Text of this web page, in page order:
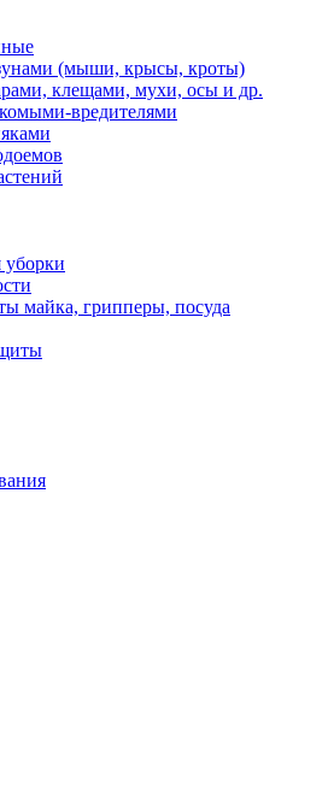
(мыши, крысы, кроты)
клещами, мухи, осы и др.
вредителями
уборки
майка, грипперы, посуда